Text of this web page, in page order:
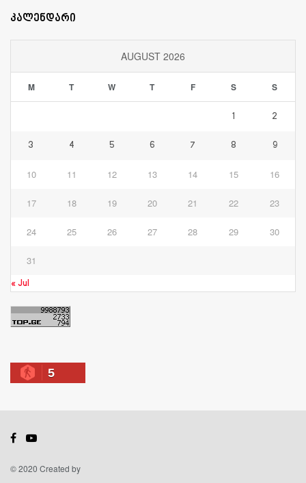
კალენდარი
AUGUST 2026
M T W T F S S
1 2
3 4 5 6 7 8 9
10 11 12 13 14 15 16
17 18 19 20 21 22 23
24 25 26 27 28 29 30
31
« Jul
5
© 2020 Created by